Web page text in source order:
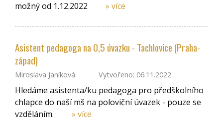
možný od 1.12.2022
» více
Asistent pedagoga na 0,5 úvazku - Tachlovice (Praha-
západ)
Miroslava Janíková Vytvořeno: 06.11.2022
Hledáme asistenta/ku pedagoga pro předškolního
chlapce do naší mš na poloviční úvazek - pouze se
vzděláním.
» více